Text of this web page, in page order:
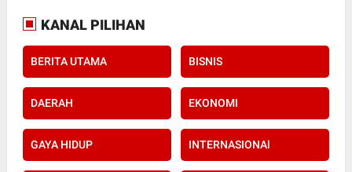
KANAL PILIHAN
BERITA UTAMA BISNIS
DAERAH EKONOMI
GAYA HIDUP INTERNASIONAl